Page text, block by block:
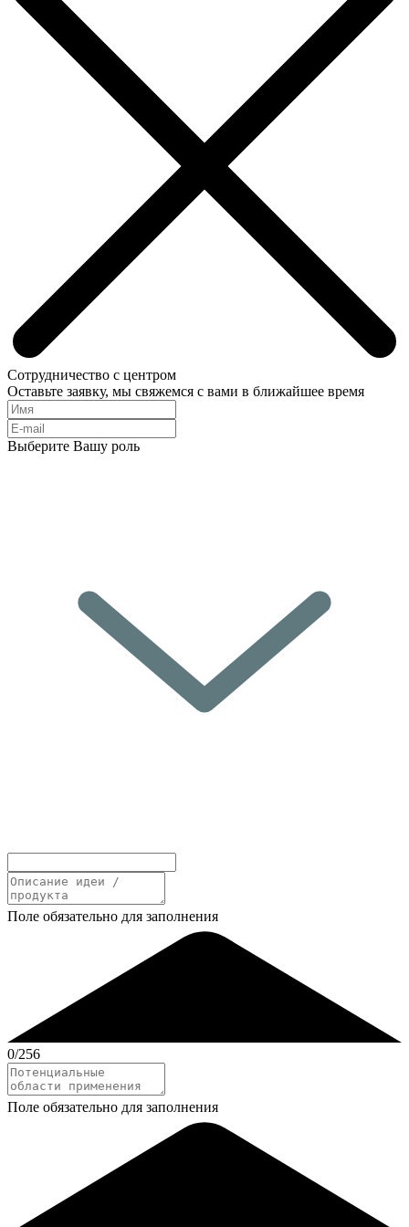
Сотрудничество с центром
Оставьте заявку, мы свяжемся с вами в ближайшее время
Выберите Вашу роль
Поле обязательно для заполнения
0/256
Поле обязательно для заполнения